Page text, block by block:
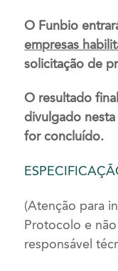
O Funbio
empresas
solicitação
O resultado
divulgado
for concluído.
(Atenção para
Protocolo e
responsável